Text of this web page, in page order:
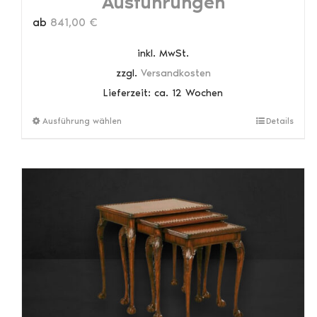
ab 841,00 €
inkl. MwSt.
zzgl. Versandkosten
Lieferzeit:ca. 12 Wochen
Ausführung wählen
mehrere
Die
Optionen
können
auf
der
Produktseite
gewählt
Details